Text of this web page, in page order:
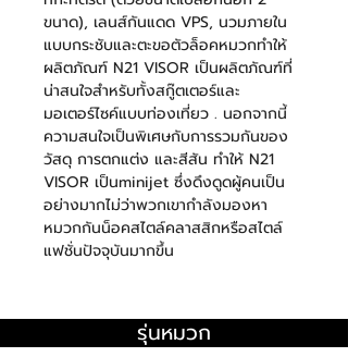
ขนาด), เลนส์กันแดด VPS, นวมภายใน
แบบกระชับและตะขอตัวล็อคหมวกทำให้
ผลิตภัณฑ์ N21 VISOR เป็นผลิตภัณฑ์ที่
น่าสนใจสำหรับทั้งสกู๊ตเตอร์และ
มอเตอร์ไซค์แบบท่องเที่ยว . นอกจากนี้
ความสนใจเป็นพิเศษกับการรวมกันของ
วัสดุ การตกแต่ง และสีสัน ทำให้ N21
VISOR เป็นminijet ซึ่งดึงดูดผู้คนเป็น
อย่างมากไม่ว่าพวกเขากำลังมองหา
หมวกกันน็อคสไตล์คลาสสิกหรือสไตล์
แฟชั่นปัจจุบันมากขึ้น
รุ่นหมวก